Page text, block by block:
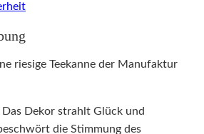
riesige Teekanne der Manufaktur
Dekor strahlt Glück und
die Stimmung des